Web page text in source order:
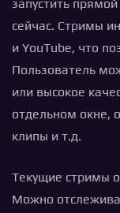
запустить
сейчас. Стримы
и YouTube, что
Пользователь
или высокое
отдельном окне,
клипы и т.д.
Текущие стримы
Можно